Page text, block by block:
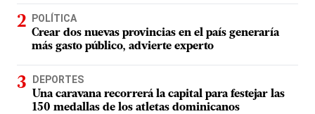
POLÍTICA
Crear dos nuevas provincias en el país generaría
más gasto público, advierte experto
DEPORTES
Una caravana recorrerá la capital para festejar las
150 medallas de los atletas dominicanos